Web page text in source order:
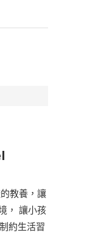
教養，讓
， 讓小孩
約生活習